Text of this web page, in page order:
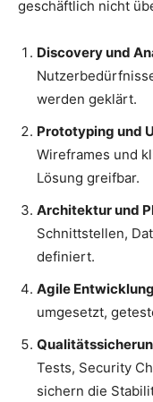
geschäftlich nicht
Discovery und
werden geklärt.
Prototyping und
Wireframes und
Lösung greifbar.
Architektur und
Schnittstellen,
definiert.
Agile
umgesetzt,
Tests, Security
sichern die